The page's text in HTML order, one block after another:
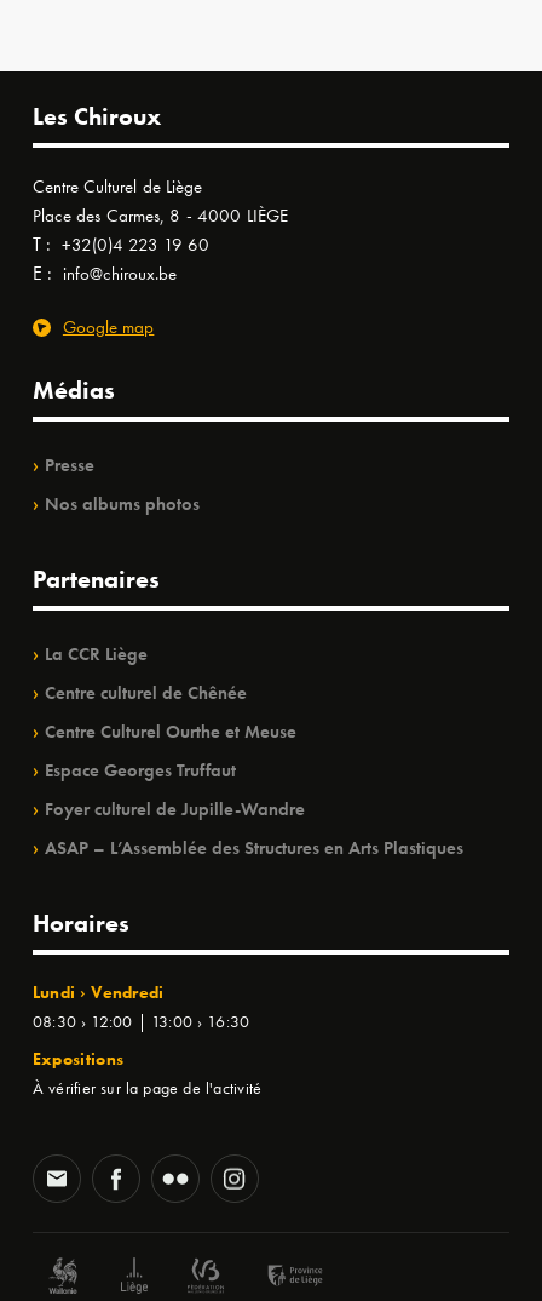
Les Chiroux
Centre Culturel de Liège
Place des Carmes, 8 - 4000 LIÈGE
T : +32(0)4 223 19 60
E : info@chiroux.be
Google map
Médias
Presse
Nos albums photos
Partenaires
La CCR Liège
Centre culturel de Chênée
Centre Culturel Ourthe et Meuse
Espace Georges Truffaut
Foyer culturel de Jupille-Wandre
ASAP – L’Assemblée des Structures en Arts Plastiques
Horaires
Lundi › Vendredi
08:30 › 12:00 | 13:00 › 16:30
Expositions
À vérifier sur la page de l'activité